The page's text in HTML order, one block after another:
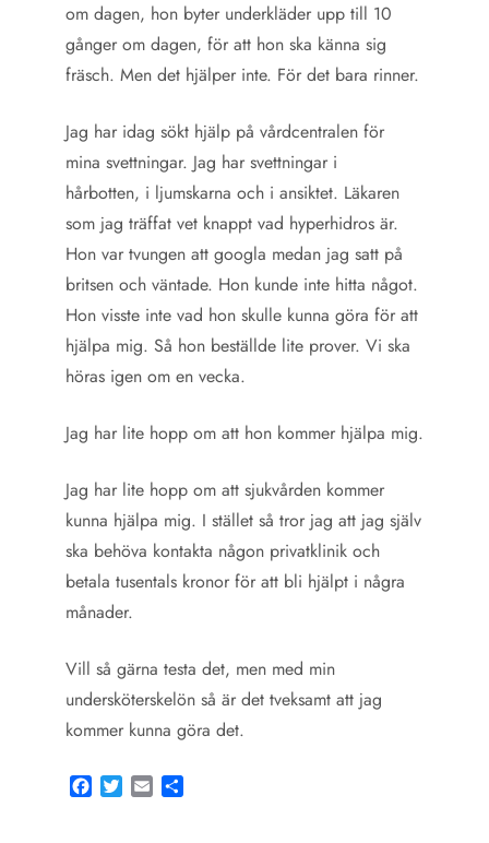
om dagen, hon byter underkläder upp till 10
gånger om dagen, för att hon ska känna sig
fräsch. Men det hjälper inte. För det bara rinner.
Jag har idag sökt hjälp på vårdcentralen för
mina svettningar. Jag har svettningar i
hårbotten, i ljumskarna och i ansiktet. Läkaren
som jag träffat vet knappt vad hyperhidros är.
Hon var tvungen att googla medan jag satt på
britsen och väntade. Hon kunde inte hitta något.
Hon visste inte vad hon skulle kunna göra för att
hjälpa mig. Så hon beställde lite prover. Vi ska
höras igen om en vecka.
Jag har lite hopp om att hon kommer hjälpa mig.
Jag har lite hopp om att sjukvården kommer
kunna hjälpa mig. I stället så tror jag att jag själv
ska behöva kontakta någon privatklinik och
betala tusentals kronor för att bli hjälpt i några
månader.
Vill så gärna testa det, men med min
undersköterskelön så är det tveksamt att jag
kommer kunna göra det.
Facebook
TwitterEmail